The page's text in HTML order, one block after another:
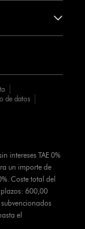
de datos
intereses TAE 0%
un importe de
Coste total del
600,00
el